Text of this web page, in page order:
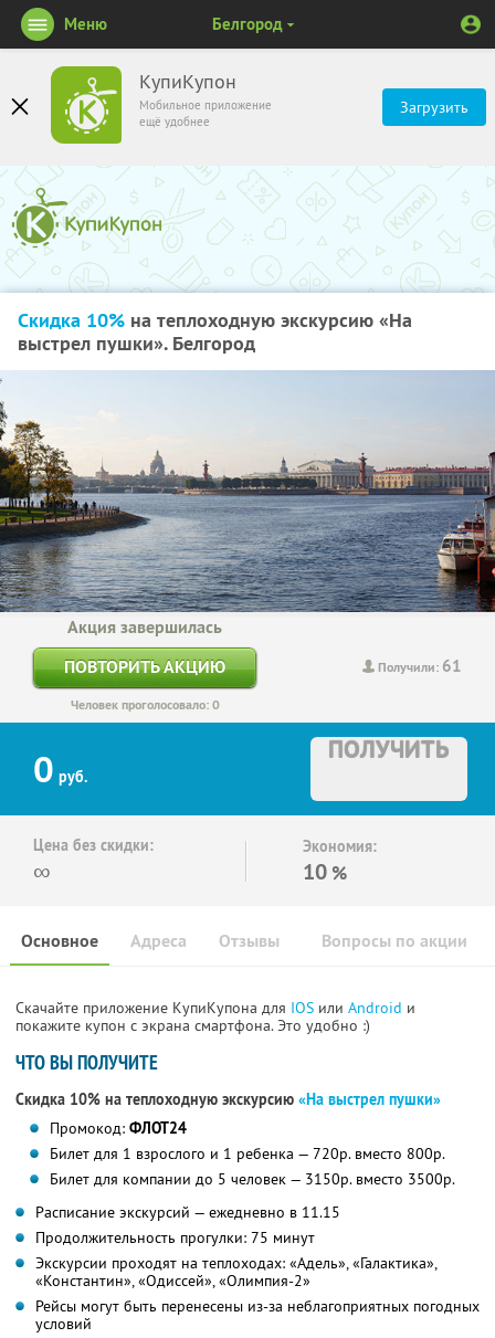
КупиКупон
Мобильное приложение
ещё удобнее
Загрузить
Меню Белгород
Скидка 10% на теплоходную экскурсию «На
выстрел пушки». Белгород
Получили: 61
Акция завершилась
ПОВТОРИТЬ АКЦИЮ
Человек проголосовало: 0
0 руб.
ПОЛУЧИТЬ
Цена без скидки:
∞
Экономия:
10 %
Основное Отзывы Вопросы по акции
Адреса
Скачайте приложение КупиКупона для IOS или Android и
покажите купон с экрана смартфона. Это удобно :)
ЧТО ВЫ ПОЛУЧИТЕ
Скидка 10% на теплоходную экскурсию «На выстрел пушки»
Промокод: ФЛОТ24
Билет для 1 взрослого и 1 ребенка — 720р. вместо 800р.
Билет для компании до 5 человек — 3150р. вместо 3500р.
Расписание экскурсий — ежедневно в 11.15
Продолжительность прогулки: 75 минут
Экскурсии проходят на теплоходах: «Адель», «Галактика»,
«Константин», «Одиссей», «Олимпия-2»
Рейсы могут быть перенесены из-за неблагоприятных погодных
условий